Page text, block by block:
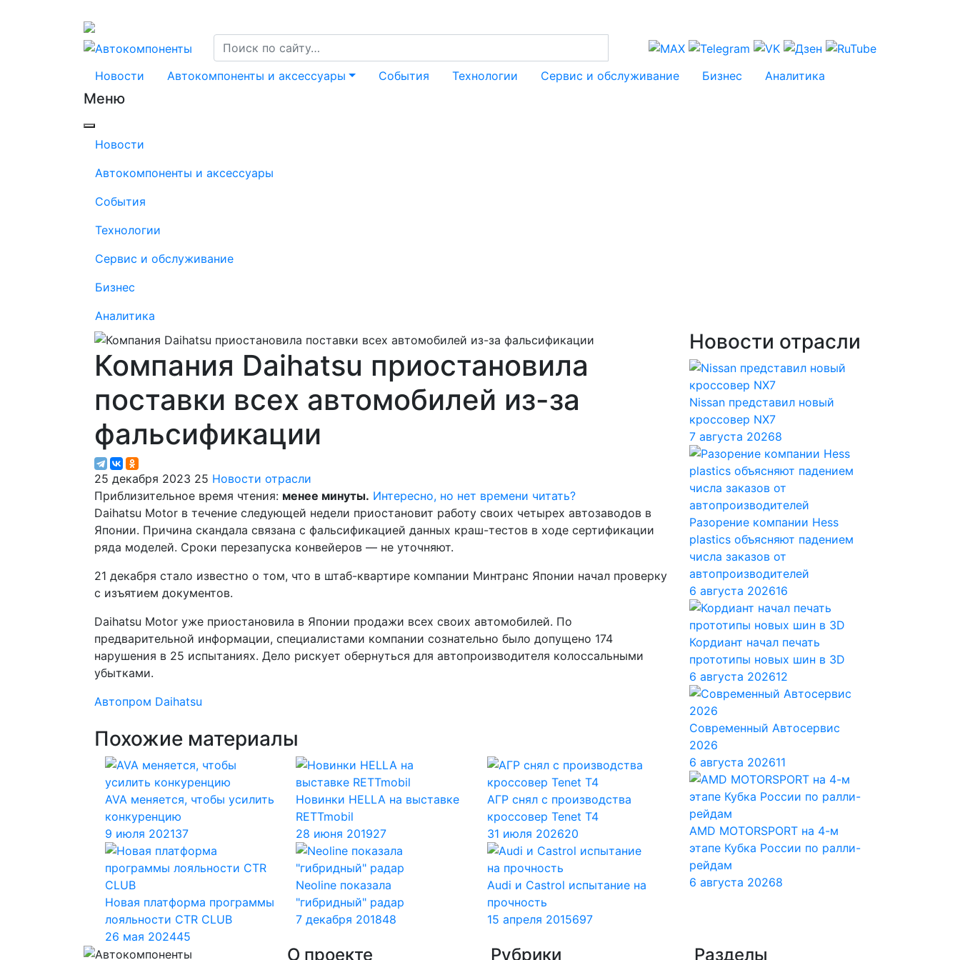
Новости Автокомпоненты и аксессуары События Технологии Сервис и обслуживание Бизнес Аналитика
Меню
Новости
Автокомпоненты и аксессуары
События
Технологии
Сервис и обслуживание
Бизнес
Аналитика
Компания Daihatsu приостановила
поставки всех автомобилей из-за
фальсификации
25 декабря 2023 25 Новости отрасли
Приблизительное время чтения: менее минуты. Интересно, но нет времени читать?
Daihatsu Motor в течение следующей недели приостановит работу своих четырех автозаводов в
Японии. Причина скандала связана с фальсификацией данных краш-тестов в ходе сертификации
ряда моделей. Сроки перезапуска конвейеров — не уточняют.
21 декабря стало известно о том, что в штаб-квартире компании Минтранс Японии начал проверку
с изъятием документов.
Daihatsu Motor уже приостановила в Японии продажи всех своих автомобилей. По
предварительной информации, специалистами компании сознательно было допущено 174
нарушения в 25 испытаниях. Дело рискует обернуться для автопроизводителя колоссальными
убытками.
Автопром Daihatsu
Похожие материалы
AVA меняется, чтобы усилить
конкуренцию
9 июля 202137
Новинки HELLA на выставке
RETTmobil
28 июня 201927
АГР снял с производства
кроссовер Tenet T4
31 июля 202620
Новая платформа программы
лояльности CTR CLUB
26 мая 202445
Neoline показала
"гибридный" радар
7 декабря 201848
Audi и Castrol испытание на
прочность
15 апреля 2015697
Новости отрасли
Nissan представил новый
кроссовер NX7
7 августа 20268
Разорение компании Hess
plastics объясняют падением
числа заказов от
автопроизводителей
6 августа 202616
Кордиант начал печать
прототипы новых шин в 3D
6 августа 202612
Современный Автосервис
2026
6 августа 202611
AMD MOTORSPORT на 4-м
этапе Кубка России по ралли-
рейдам
6 августа 20268
О проекте Рубрики Разделы